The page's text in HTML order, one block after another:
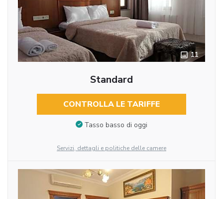
11
Standard
CONTROLLA LE TARIFFE
Tasso basso di oggi
Servizi, dettagli e politiche delle camere